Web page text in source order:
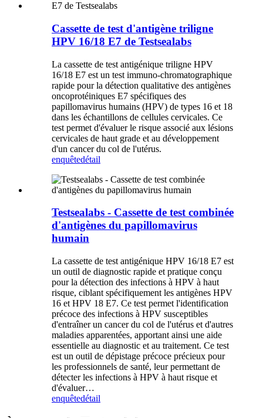
Cassette de test d'antigène triligne
HPV 16/18 E7 de Testsealabs
La cassette de test antigénique triligne HPV
16/18 E7 est un test immuno-chromatographique
rapide pour la détection qualitative des antigènes
oncoprotéiniques E7 spécifiques des
papillomavirus humains (HPV) de types 16 et 18
dans les échantillons de cellules cervicales. Ce
test permet d'évaluer le risque associé aux lésions
cervicales de haut grade et au développement
d'un cancer du col de l'utérus.
enquêtedétail
Testsealabs - Cassette de test combinée
d'antigènes du papillomavirus
humain
La cassette de test antigénique HPV 16/18 E7 est
un outil de diagnostic rapide et pratique conçu
pour la détection des infections à HPV à haut
risque, ciblant spécifiquement les antigènes HPV
16 et HPV 18 E7. Ce test permet l'identification
précoce des infections à HPV susceptibles
d'entraîner un cancer du col de l'utérus et d'autres
maladies apparentées, apportant ainsi une aide
essentielle au diagnostic et au traitement. Ce test
est un outil de dépistage précoce précieux pour
les professionnels de santé, leur permettant de
détecter les infections à HPV à haut risque et
d'évaluer…
enquêtedétail